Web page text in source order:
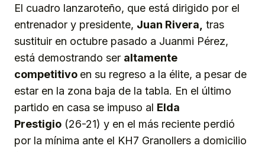
El cuadro lanzaroteño, que está dirigido por el
entrenador y presidente, Juan Rivera, tras
sustituir en octubre pasado a Juanmi Pérez,
está demostrando ser altamente
competitivo en su regreso a la élite, a pesar de
estar en la zona baja de la tabla. En el último
partido en casa se impuso al Elda
Prestigio (26-21) y en el más reciente perdió
por la mínima ante el KH7 Granollers a domicilio